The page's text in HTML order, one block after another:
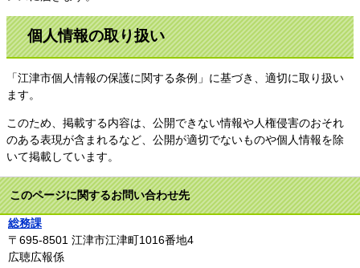
個人情報の取り扱い
「江津市個人情報の保護に関する条例」に基づき、適切に取り扱い
ます。
このため、掲載する内容は、公開できない情報や人権侵害のおそれ
のある表現が含まれるなど、公開が適切でないものや個人情報を除
いて掲載しています。
このページに関するお問い合わせ先
総務課
〒695-8501 江津市江津町1016番地4
広聴広報係